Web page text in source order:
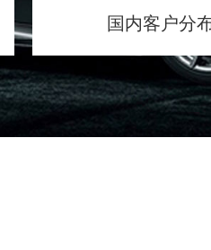
国内客户分